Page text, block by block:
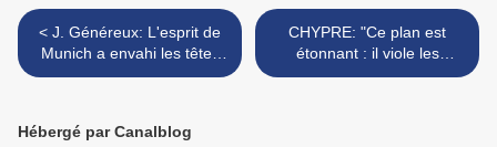
< J. Généreux: L'esprit de
Munich a envahi les têtes
qui nous gouvernent
CHYPRE: "Ce plan est
étonnant : il viole les
dogmes européens" >
Hébergé par Canalblog